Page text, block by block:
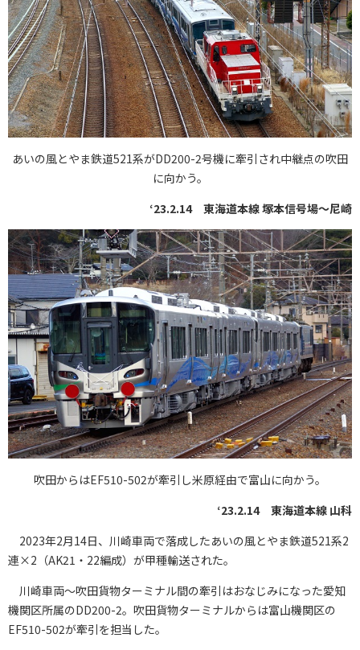
あいの風とやま鉄道521系がDD200-2号機に牽引され中継点の吹田
に向かう。
‘23.2.14 東海道本線 塚本信号場〜尼崎
吹田からはEF510-502が牽引し米原経由で富山に向かう。
‘23.2.14 東海道本線 山科
2023年2月14日、川崎車両で落成したあいの風とやま鉄道521系2
連×2（AK21・22編成）が甲種輸送された。
川崎車両〜吹田貨物ターミナル間の牽引はおなじみになった愛知
機関区所属のDD200-2。吹田貨物ターミナルからは富山機関区の
EF510-502が牽引を担当した。